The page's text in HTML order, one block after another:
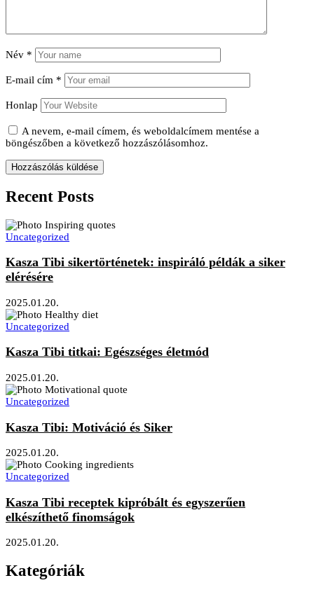
Név *
E-mail cím *
Honlap
A nevem, e-mail címem, és weboldalcímem mentése a
böngészőben a következő hozzászólásomhoz.
Recent Posts
Uncategorized
Kasza Tibi sikertörténetek: inspiráló példák a siker
elérésére
2025.01.20.
Uncategorized
Kasza Tibi titkai: Egészséges életmód
2025.01.20.
Uncategorized
Kasza Tibi: Motiváció és Siker
2025.01.20.
Uncategorized
Kasza Tibi receptek kipróbált és egyszerűen
elkészíthető finomságok
2025.01.20.
Kategóriák